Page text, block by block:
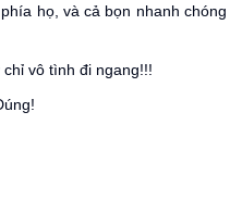
họ, và cả bọn nhanh chóng
vô tình đi ngang!!!